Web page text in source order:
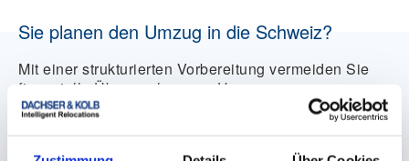
Sie planen den Umzug in die Schweiz?
Mit einer strukturierten Vorbereitung vermeiden Sie
finanzielle Überraschungen. Unser
Umzugskostenrechner schafft Klarheit – einfach,
bequem und in wenigen Schritten.